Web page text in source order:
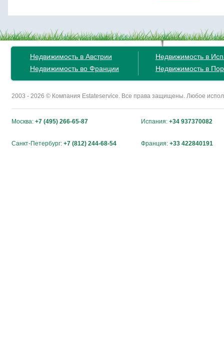
Недвижимость в Австрии
Недвижимость во Франции
Недвижимость в
Недвижимость в
2003 - 2026 © Компания Estateservice. Все права защищены. Любое
Москва: +7 (495) 266-65-87 Испания: +34 937370082
Санкт-Петербург: +7 (812) 244-68-54 Франция: +33 422840191